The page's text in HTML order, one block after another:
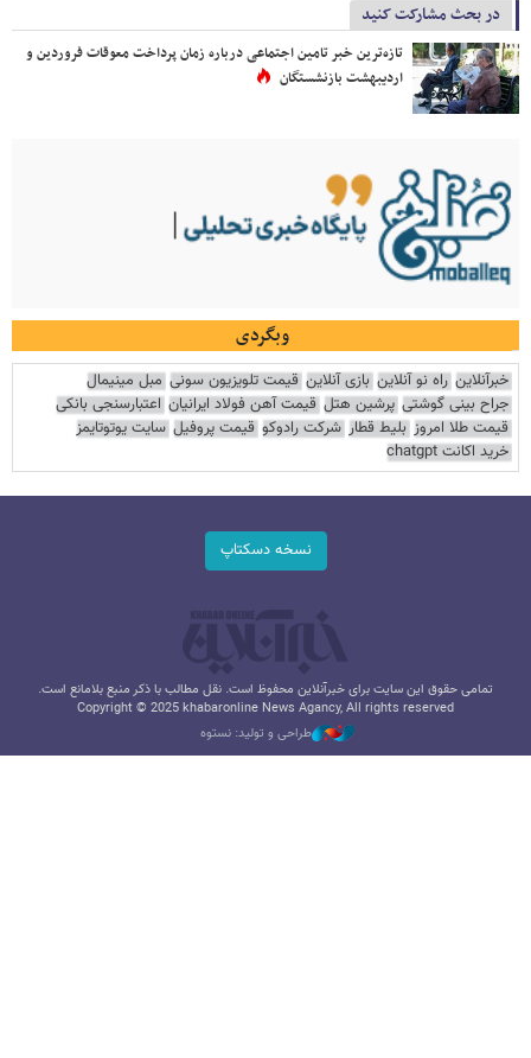
در بحث مشارکت کنید
تازه‌ترین خبر تامین اجتماعی درباره زمان پرداخت معوقات فروردین و
اردیبهشت بازنشستگان
وبگردی
خبرآنلاین راه نو آنلاین بازی آنلاین قیمت تلویزیون سونی مبل مینیمال
جراح بینی گوشتی پرشین هتل قیمت آهن فولاد ایرانیان اعتبارسنجی بانکی
قیمت طلا امروز بلیط قطار شرکت رادوکو قیمت پروفیل سایت یوتوتایمز
خرید اکانت chatgpt
نسخه دسکتاپ
تمامی حقوق این سایت برای خبرآنلاین محفوظ است. نقل مطالب با ذکر منبع بلامانع است.
Copyright © 2025 khabaronline News Agancy, All rights reserved
طراحی و تولید: نستوه